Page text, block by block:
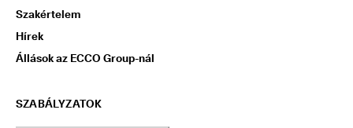
Szakértelem
Hírek
Állások az ECCO Group-nál
SZABÁLYZATOK